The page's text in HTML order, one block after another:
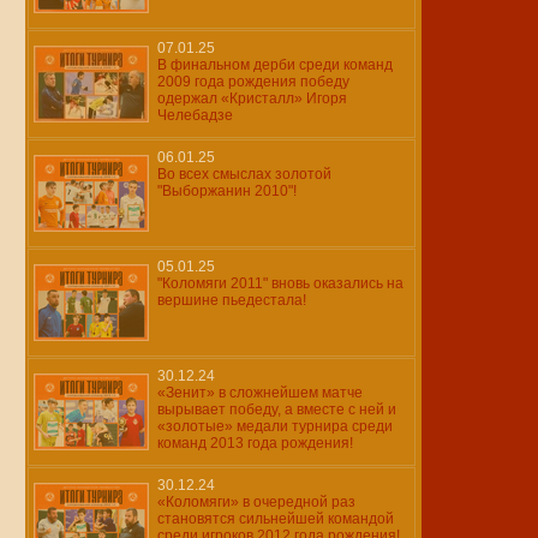
07.01.25
В финальном дерби среди команд
2009 года рождения победу
одержал «Кристалл» Игоря
Челебадзе
06.01.25
Во всех смыслах золотой
"Выборжанин 2010"!
05.01.25
"Коломяги 2011" вновь оказались на
вершине пьедестала!
30.12.24
«Зенит» в сложнейшем матче
вырывает победу, а вместе с ней и
«золотые» медали турнира среди
команд 2013 года рождения!
30.12.24
«Коломяги» в очередной раз
становятся сильнейшей командой